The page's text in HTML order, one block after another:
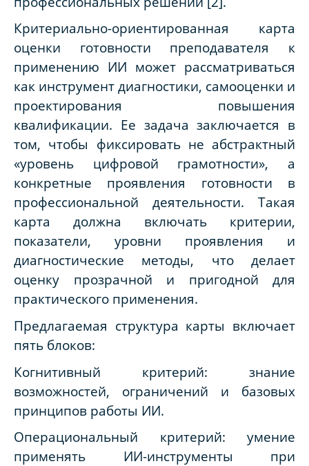
Критериально-ориентированная карта
оценки готовности преподавателя к
применению ИИ может рассматриваться
как инструмент диагностики, самооценки и
проектирования повышения
квалификации. Ее задача заключается в
том, чтобы фиксировать не абстрактный
«уровень цифровой грамотности», а
конкретные проявления готовности в
профессиональной деятельности. Такая
карта должна включать критерии,
показатели, уровни проявления и
диагностические методы, что делает
оценку прозрачной и пригодной для
практического применения.
Предлагаемая структура карты включает
пять блоков:
Когнитивный критерий: знание
возможностей, ограничений и базовых
принципов работы ИИ.
Операциональный критерий: умение
применять ИИ-инструменты при